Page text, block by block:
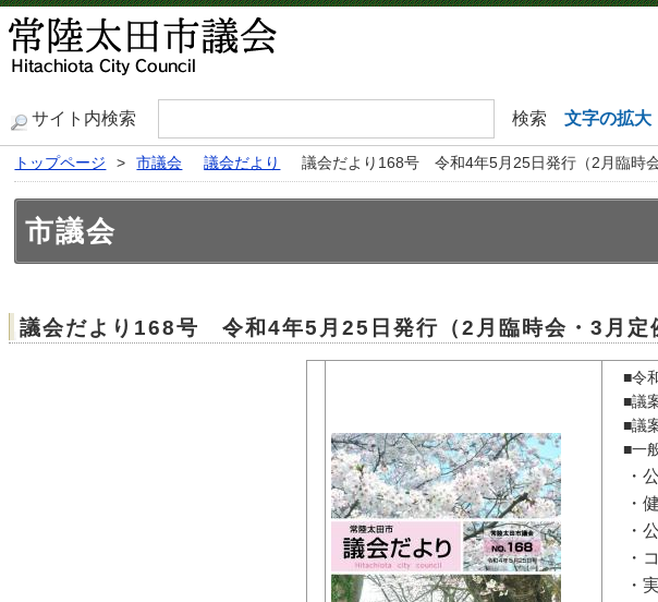
サイト内検索 文字の拡
トップページ > 市議会 議会だより 議会だより168号 令和4年5月25日発行（2月臨時会
市議会
議会だより168号 令和4年5月25日発行（2月臨時会・3月定
■令
■議
■議
■一
・公
・健
・公
・コ
・実